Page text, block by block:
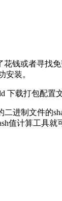
钱或者寻
安装。
下载打包配
进制文件
值计算工具